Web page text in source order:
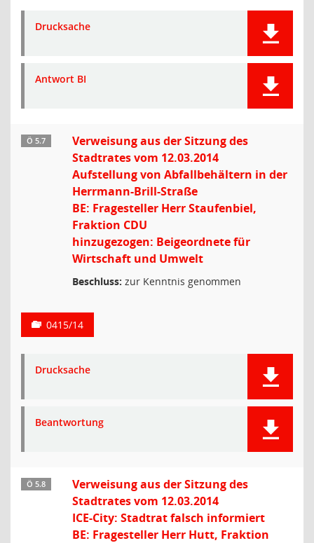
Drucksache
Antwort BI
Ö 5.7
Verweisung aus der Sitzung des
Stadtrates vom 12.03.2014
Aufstellung von Abfallbehältern in der
Herrmann-Brill-Straße
BE: Fragesteller Herr Staufenbiel,
Fraktion CDU
hinzugezogen: Beigeordnete für
Wirtschaft und Umwelt
Beschluss: zur Kenntnis genommen
0415/14
Drucksache
Beantwortung
Ö 5.8
Verweisung aus der Sitzung des
Stadtrates vom 12.03.2014
ICE-City: Stadtrat falsch informiert
BE: Fragesteller Herr Hutt, Fraktion